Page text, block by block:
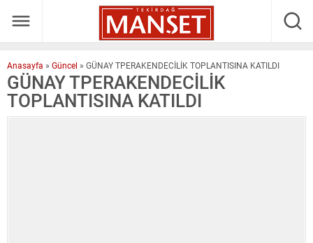
Anasayfa » Güncel » GÜNAY TPERAKENDECİLİK TOPLANTISINA KATILDI
GÜNAY TPERAKENDECİLİK
TOPLANTISINA KATILDI